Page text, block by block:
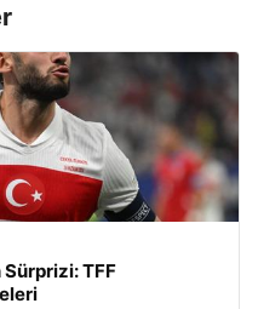
Sürprizi: TFF